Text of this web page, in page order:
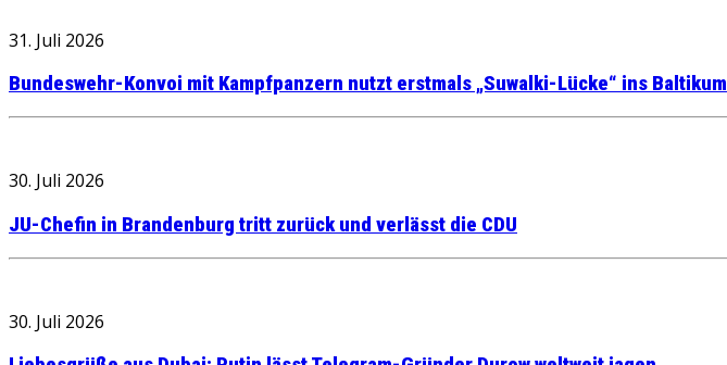
31. Juli 2026
Bundeswehr-Konvoi mit Kampfpanzern nutzt erstmals „Suwalki-Lücke“ ins Baltikum
30. Juli 2026
JU-Chefin in Brandenburg tritt zurück und verlässt die CDU
30. Juli 2026